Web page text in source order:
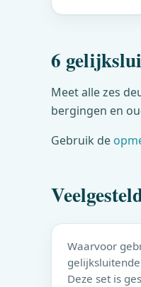
6
Meet alle zes
bergingen en
Gebruik de
Waarvoor
Deze set is